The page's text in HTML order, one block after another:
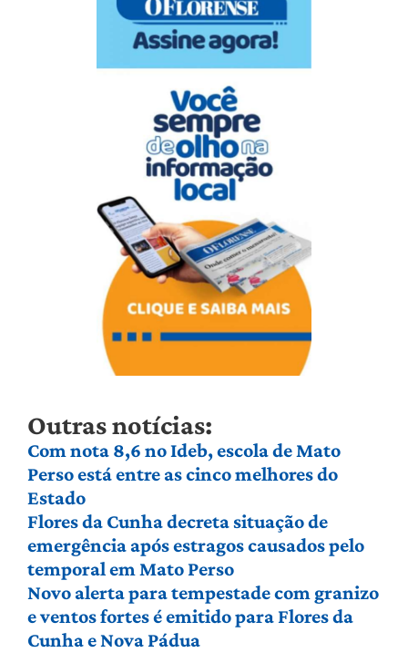
Outras notícias:
Com nota 8,6 no Ideb, escola de Mato
Perso está entre as cinco melhores do
Estado
Flores da Cunha decreta situação de
emergência após estragos causados pelo
temporal em Mato Perso
Novo alerta para tempestade com granizo
e ventos fortes é emitido para Flores da
Cunha e Nova Pádua